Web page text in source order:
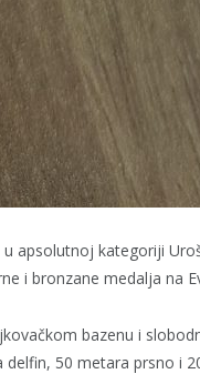
apsolutnoj kategoriji
i bronzane medalja na
bazenu i
delfin, 50 metara prsno i